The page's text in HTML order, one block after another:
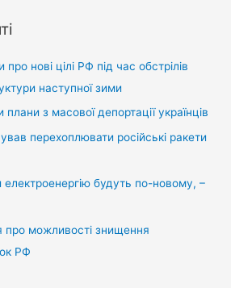
нові цілі РФ під час обстрілів
наступної зими
з масової депортації українців
перехоплювати російські ракети
електроенергію будуть по-новому, –
можливості знищення
РФ